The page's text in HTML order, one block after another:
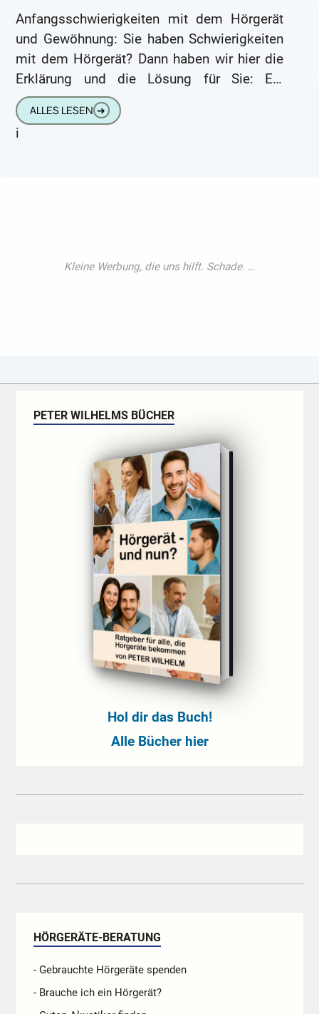
Anfangsschwierigkeiten mit dem Hörgerät
und Gewöhnung: Sie haben Schwierigkeiten
mit dem Hörgerät? Dann haben wir hier die
Erklärung und die Lösung für Sie: Ein
Hörgerät können Sie sich nicht einfach
ALLES LESEN ➔
i
PETER WILHELMS BÜCHER
Hol dir das Buch!
Alle Bücher hier
HÖRGERÄTE-BERATUNG
- Gebrauchte Hörgeräte spenden
- Brauche ich ein Hörgerät?